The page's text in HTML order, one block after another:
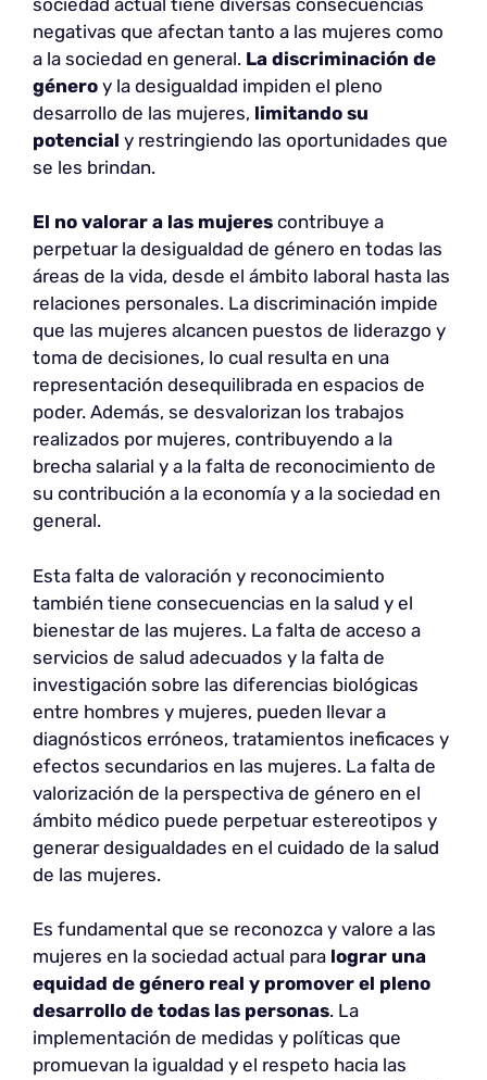
negativas que afectan tanto a las mujeres como
a la sociedad en general. La discriminación de
género y la desigualdad impiden el pleno
desarrollo de las mujeres, limitando su
potencial y restringiendo las oportunidades que
se les brindan.
El no valorar a las mujeres contribuye a
perpetuar la desigualdad de género en todas las
áreas de la vida, desde el ámbito laboral hasta las
relaciones personales. La discriminación impide
que las mujeres alcancen puestos de liderazgo y
toma de decisiones, lo cual resulta en una
representación desequilibrada en espacios de
poder. Además, se desvalorizan los trabajos
realizados por mujeres, contribuyendo a la
brecha salarial y a la falta de reconocimiento de
su contribución a la economía y a la sociedad en
general.
Esta falta de valoración y reconocimiento
también tiene consecuencias en la salud y el
bienestar de las mujeres. La falta de acceso a
servicios de salud adecuados y la falta de
investigación sobre las diferencias biológicas
entre hombres y mujeres, pueden llevar a
diagnósticos erróneos, tratamientos ineficaces y
efectos secundarios en las mujeres. La falta de
valorización de la perspectiva de género en el
ámbito médico puede perpetuar estereotipos y
generar desigualdades en el cuidado de la salud
de las mujeres.
Es fundamental que se reconozca y valore a las
mujeres en la sociedad actual para lograr una
equidad de género real y promover el pleno
desarrollo de todas las personas. La
implementación de medidas y políticas que
promuevan la igualdad y el respeto hacia las